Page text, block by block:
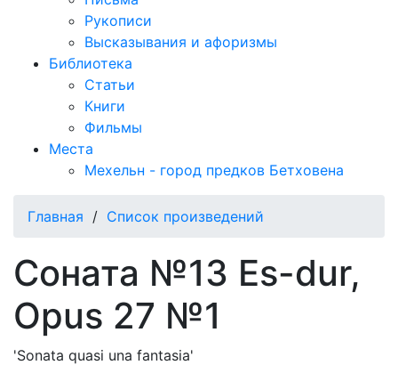
Рукописи
Высказывания и афоризмы
Библиотека
Статьи
Книги
Фильмы
Места
Мехельн - город предков Бетховена
Главная / Список произведений
Соната №13 Es-dur,
Opus 27 №1
'Sonata quasi una fantasia'